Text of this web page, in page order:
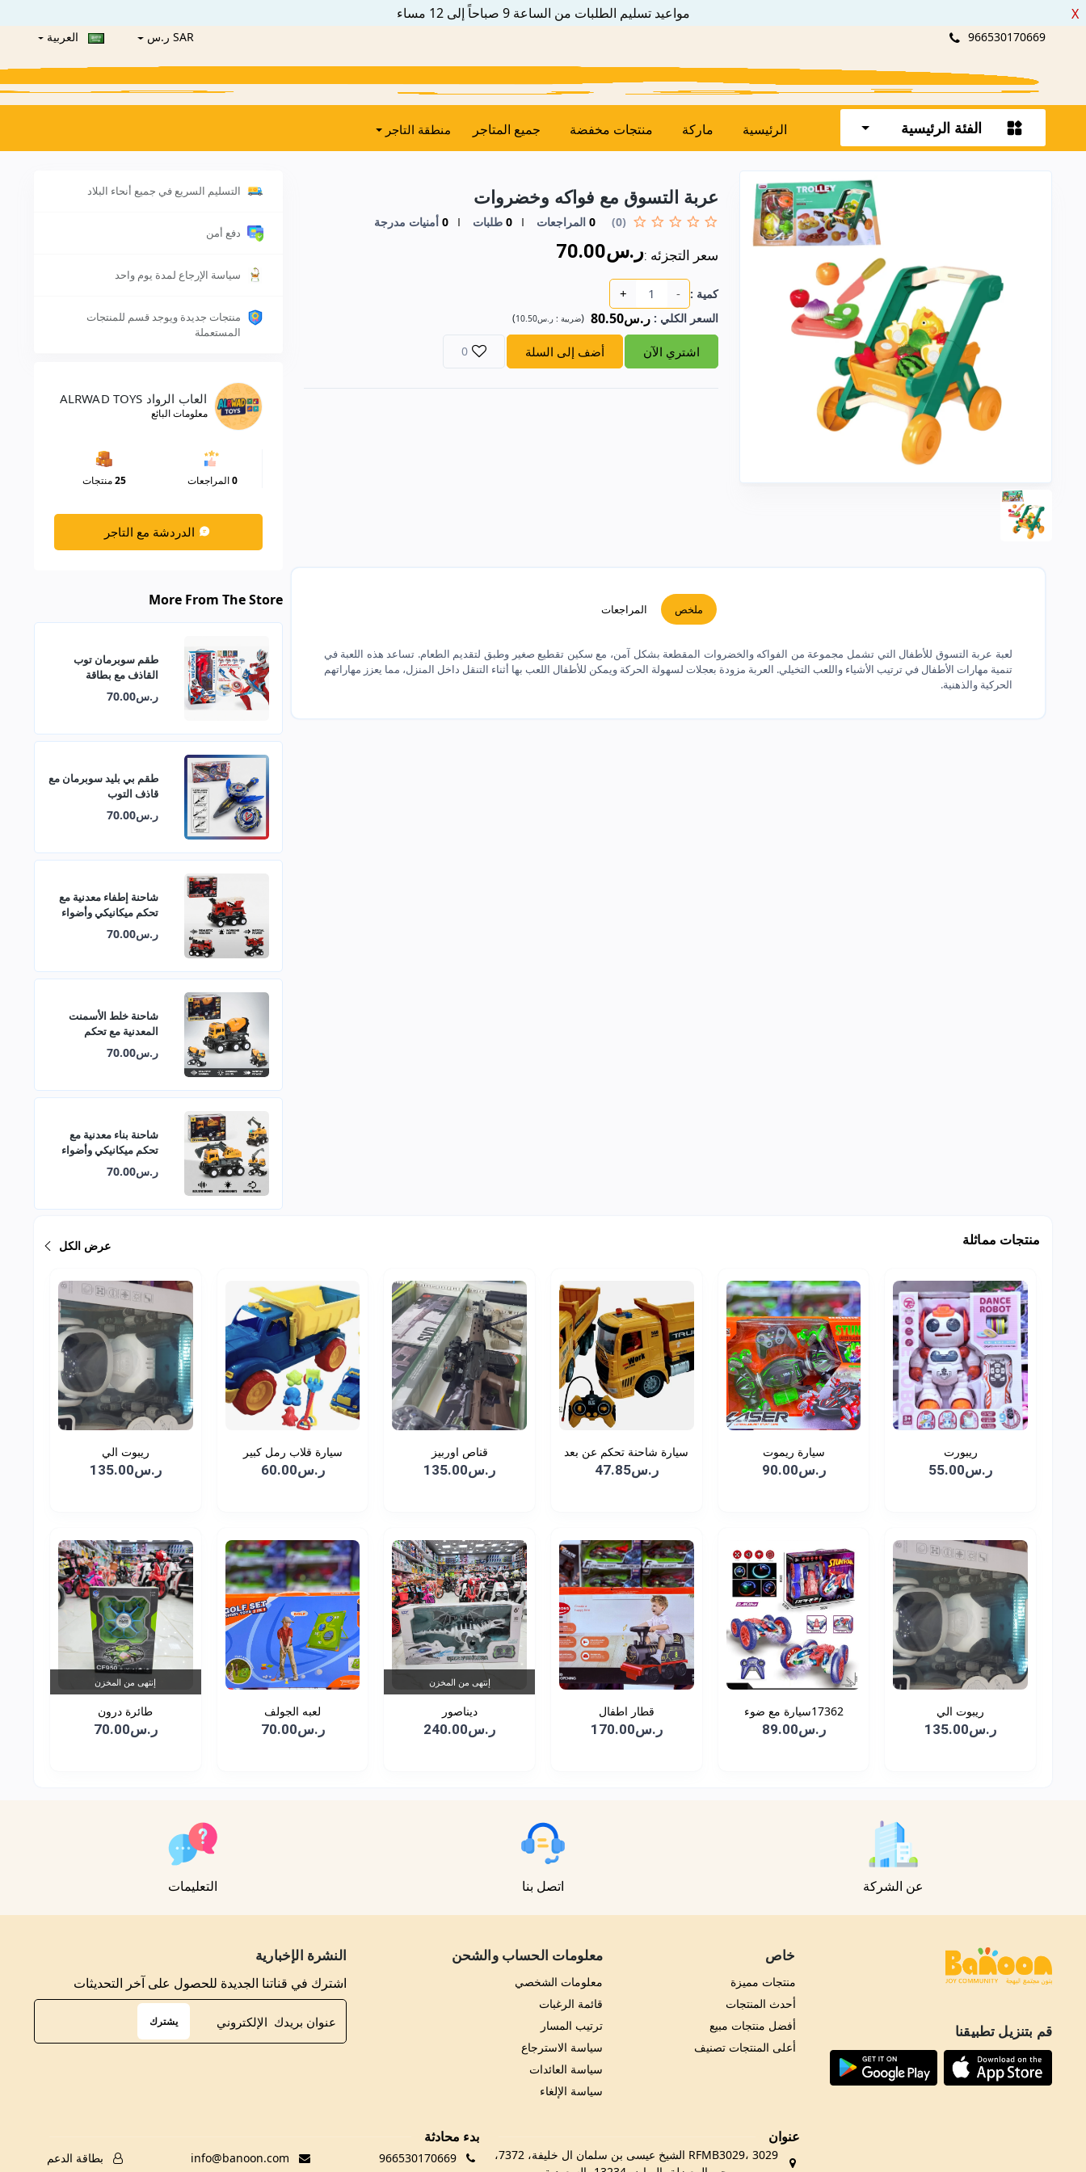
مواعيد تسليم الطلبات من الساعة 9 صباحاً إلى 12 مساء X
966530170669 SAR ر.س العربية
الفئة الرئيسية الرئيسية ماركة منتجات مخفضة جميع المتاجر منطقة التاجر
عربة التسوق مع فواكه وخضروات
(0)
0المراجعات 0طلبات 0أمنيات مدرجة
سعر التجزئه :ر.س70.00
كمية : -
+
السعر الكلي : ر.س80.50 (ضريبة : ر.س10.50 )
اشتري الآن أضف إلى السلة 0
ملخص المراجعات
لعبة عربة التسوق للأطفال التي تشمل مجموعة من الفواكه والخضروات المقطعة بشكل آمن، مع سكين تقطيع صغير وطبق لتقديم الطعام. تساعد هذه اللعبة في
تنمية مهارات الأطفال في ترتيب الأشياء واللعب التخيلي. العربة مزودة بعجلات لسهولة الحركة ويمكن للأطفال اللعب بها أثناء التنقل داخل المنزل، مما يعزز مهاراتهم
الحركية والذهنية.
التسليم السريع في جميع أنحاء البلاد
دفع أمن
سياسة الإرجاع لمدة يوم واحد
منتجات جديدة ويوجد قسم للمنتجات
المستعملة
العاب الرواد ALRWAD TOYS
معلومات البائع
0المراجعات 25منتجات
الدردشة مع التاجر
More From The Store
طقم سوبرمان توب
القاذف مع بطاقة
عشوائية
ر.س70.00
طقم بي بليد سوبرمان مع
قاذف التوب
ر.س70.00
شاحنة إطفاء معدنية مع
تحكم ميكانيكي وأضواء
وأصوات
ر.س70.00
شاحنة خلط الأسمنت
المعدنية مع تحكم
ميكانيكي وأضواء وأصوات
ر.س70.00
شاحنة بناء معدنية مع
تحكم ميكانيكي وأضواء
وأصوات
ر.س70.00
منتجات مماثلة عرض الكل
ريبورت
ر.س55.00
سيارة ريموت
ر.س90.00
سيارة شاحنة تحكم عن بعد
ر.س47.85
قناص اوربيز
ر.س135.00
سيارة قلاب رمل كبير
ر.س60.00
ريبوت الي
ر.س135.00
ريبوت الي
ر.س135.00
17362سيارة مع ضوء
ر.س89.00
قطار اطفال
ر.س170.00
إنتهى من المخزن
ديناصور
ر.س240.00
لعبه الجولف
ر.س70.00
إنتهى من المخزن
طائرة درون
ر.س70.00
عن الشركة اتصل بنا التعليمات
قم بتنزيل تطبيقنا
خاص
منتجات مميزة
أحدث المنتجات
أفضل منتجات مبيع
أعلى المنتجات تصنيف
معلومات الحساب والشحن
معلومات الشخصي
قائمة الرغبات
ترتيب المسار
سياسة الاسترجاع
سياسة العائدات
سياسة الإلغاء
النشرة الإخبارية
اشترك في قناتنا الجديدة للحصول على آخر التحديثات
يشترك
بدء محادثة
966530170669 بطاقة الدعم
عنوان
RFMB3029، 3029 الشيخ عيسى بن سلمان ال خليفة، 7372،